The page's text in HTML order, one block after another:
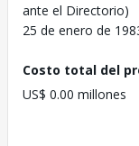
ante el Directorio)
25 de enero de
Costo total del
US$ 0.00 millones